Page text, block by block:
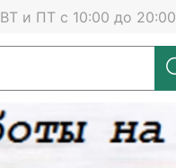
и ПТ с 10:00 до 20:00